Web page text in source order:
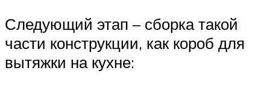
Следующий этап – сборка такой
части конструкции, как короб для
вытяжки на кухне: